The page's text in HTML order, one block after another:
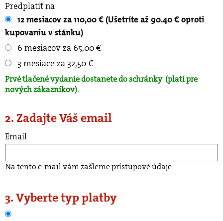
Predplatiť na
kupovaniu v stánku)
6 mesiacov za 65,00 €
3 mesiace za 32,50 €
Prvé tlačené vydanie dostanete do schránky (platí pre
nových zákazníkov).
2. Zadajte Váš email
Email
Na tento e-mail vám zašleme prístupové údaje.
3. Vyberte typ platby